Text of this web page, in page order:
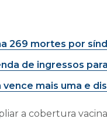
269 mortes por
de ingressos
mais uma e
a cobertura